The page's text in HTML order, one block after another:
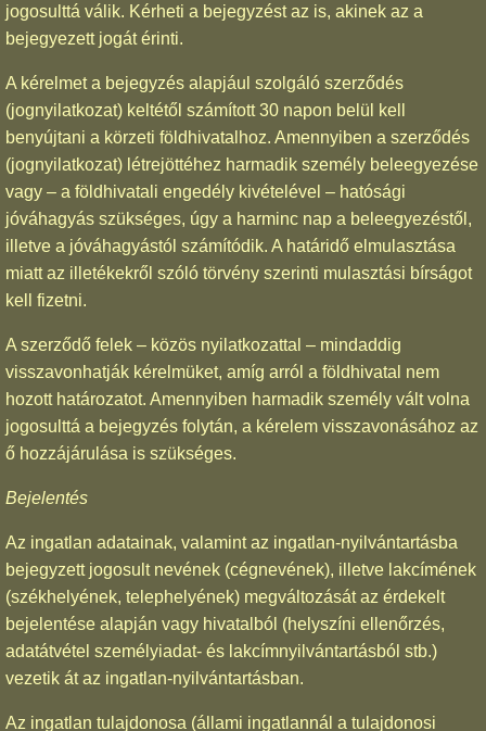
jogosulttá válik. Kérheti a bejegyzést az is, akinek az a
bejegyezett jogát érinti.
A kérelmet a bejegyzés alapjául szolgáló szerződés
(jognyilatkozat) keltétől számított 30 napon belül kell
benyújtani a körzeti földhivatalhoz. Amennyiben a szerződés
(jognyilatkozat) létrejöttéhez harmadik személy beleegyezése
vagy – a földhivatali engedély kivételével – hatósági
jóváhagyás szükséges, úgy a harminc nap a beleegyezéstől,
illetve a jóváhagyástól számítódik. A határidő elmulasztása
miatt az illetékekről szóló törvény szerinti mulasztási bírságot
kell fizetni.
A szerződő felek – közös nyilatkozattal – mindaddig
visszavonhatják kérelmüket, amíg arról a földhivatal nem
hozott határozatot. Amennyiben harmadik személy vált volna
jogosulttá a bejegyzés folytán, a kérelem visszavonásához az
ő hozzájárulása is szükséges.
Bejelentés
Az ingatlan adatainak, valamint az ingatlan-nyilvántartásba
bejegyzett jogosult nevének (cégnevének), illetve lakcímének
(székhelyének, telephelyének) megváltozását az érdekelt
bejelentése alapján vagy hivatalból (helyszíni ellenőrzés,
adatátvétel személyiadat- és lakcímnyilvántartásból stb.)
vezetik át az ingatlan-nyilvántartásban.
Az ingatlan tulajdonosa (állami ingatlannál a tulajdonosi